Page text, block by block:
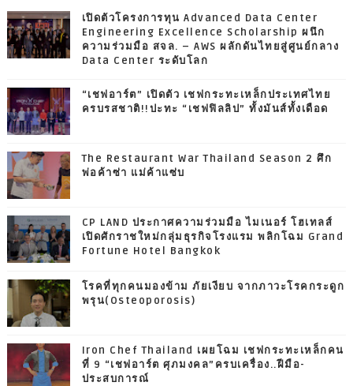
เปิดตัวโครงการทุน Advanced Data Center
Engineering Excellence Scholarship ผนึก
ความร่วมมือ สจล. – AWS ผลักดันไทยสู่ศูนย์กลาง
Data Center ระดับโลก
“เชฟอาร์ต” เปิดตัว เชฟกระทะเหล็กประเทศไทย
ครบรสชาติ!!ปะทะ “เชฟฟิลลิป” ทั้งมันส์ทั้งเดือด
The Restaurant War Thailand Season 2 ศึก
พ่อค้าซ่า แม่ค้าแซ่บ
CP LAND ประกาศความร่วมมือ ไมเนอร์ โฮเทลส์
เปิดศักราชใหม่กลุ่มธุรกิจโรงแรม พลิกโฉม Grand
Fortune Hotel Bangkok
โรคที่ทุกคนมองข้าม ภัยเงียบ จากภาวะโรคกระดูก
พรุน(Osteoporosis)
Iron Chef Thailand เผยโฉม เชฟกระทะเหล็กคน
ที่ 9 “เชฟอาร์ต ศุภมงคล”ครบเครื่อง..ฝีมือ-
ประสบการณ์